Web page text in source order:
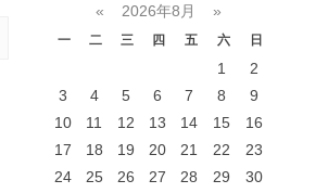
« 2026年8月 »
一 二 三 四 五 六 日
1
2
3
4 5 6 7 8
9
10
11 12 13 14 15
16
17
18 19 20 21 22
23
24
25 26 27 28 29
30